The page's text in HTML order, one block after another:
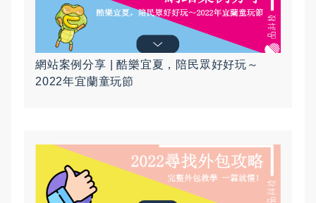
網站案例分享 | 酷樂宜夏，陪民眾好好玩～
2022年宜蘭童玩節